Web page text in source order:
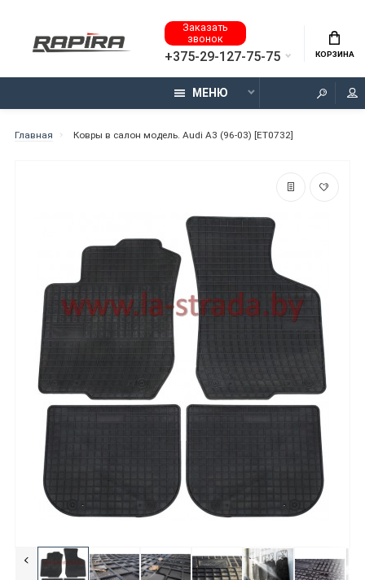
Заказать
звонок
+375-29-127-75-75 КОРЗИНА
МЕНЮ
Главная Ковры в салон модель. Audi A3 (96-03) [ET0732]